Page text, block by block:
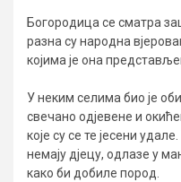
Богородица се сматра
разна су народна
којима је она
У неким селима био је
свечано одјевене и
које су се те јесени
немају дјецу, одлазе у
како би добиле пород.